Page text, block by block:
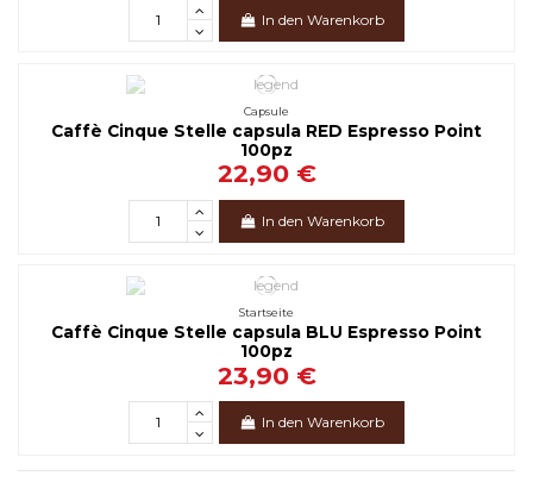
In den Warenkorb
Capsule
Caffè Cinque Stelle capsula RED Espresso Point
100pz
22,90 €
In den Warenkorb
Startseite
Caffè Cinque Stelle capsula BLU Espresso Point
100pz
23,90 €
In den Warenkorb